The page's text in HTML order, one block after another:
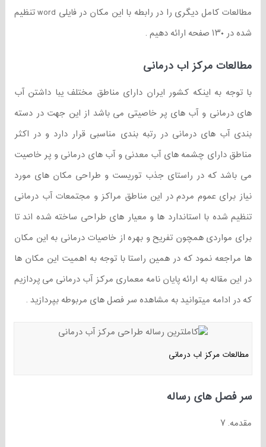
مطالعات کامل دیگری را در رابطه با این مکان در فایلی word تنظیم
شده در ۱۳۰ صفحه ارائه دهیم .
مطالعات مرکز اب درمانی
با توجه به اینکه کشور ایران دارای مناطق مختلف یبا داشتن آب
های درمانی و آب های پر خاصیتی می باشد از این جهت در دسته
بندی آب های درمانی در رتبه بندی مناسبی قرار دارد و در اکثر
مناطق دارای چشمه های آب معدنی و آب های درمانی و پر خاصیت
می باشد که در راستای جذب توریست و طراحی مکان های مورد
نیاز برای عموم مردم در این مناطق مراکز و مجتمعات آب درمانی
تنظیم شده با استاندارد ها و معیار های طراحی ساخته شده اند تا
برای مواردی همچون تفریح و بهره از خاصیات درمانی به این مکان
ها مراجعه نمود که در همین راستا با توجه به اهمیت این مکان ها
در این مقاله به ارائه پایان نامه معماری مرکز آب درمانی می پردازیم
که در ادامه میتوانید به مشاهده سر فصل های مربوطه بپردازید .
مطالعات مرکز اب درمانی
سر فصل های رساله
مقدمه. ۷